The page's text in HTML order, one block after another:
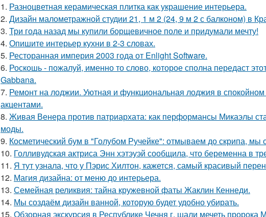
1. Разноцветная керамическая плитка как украшение интерьера.
2. Дизайн малометражной студии 21, 1 м 2 (24, 9 м 2 с балконом) в
3. Три года назад мы купили борщевичное поле и придумали мечту!
4. Опишите интерьер кухни в 2-3 словах.
5. Ресторанная империя 2003 года от Enlight Software.
6. Роскошь - пожалуй, именно то слово, которое сполна передаст
Gabbana.
7. Ремонт на лоджии. Уютная и функциональная лоджия в
акцентами.
8. Живая Венера против патриархата: как перформансы Микаэлы
моды.
9. Косметический бум в "Голубом Ручейке": отмываем до скрипа, мы
10. Голливудская актриса Энн хэтэуэй сообщила, что беременна в
11. Я тут узнала, что у Пэрис Хилтон, кажется, самый красивый
12. Магия дизайна: от меню до интерьера.
13. Семейная реликвия: тайна кружевной фаты Жаклин Кеннеди.
14. Мы создаём дизайн ванной, которую будет удобно убирать.
15. Обзорная экскурсия в Республике Чечня г. шали мечеть пророка